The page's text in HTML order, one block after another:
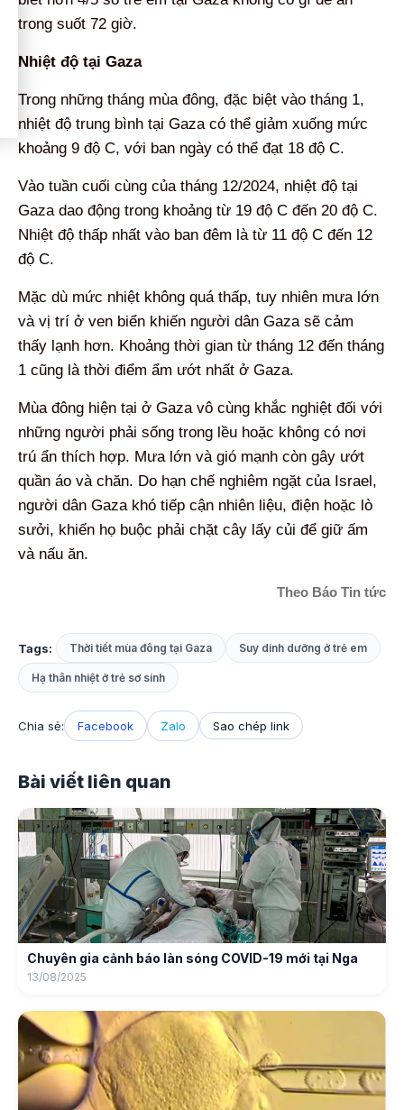
trong suốt 72 giờ.
Nhiệt độ tại Gaza
Trong những tháng mùa đông, đặc biệt vào tháng 1,
nhiệt độ trung bình tại Gaza có thể giảm xuống mức
khoảng 9 độ C, với ban ngày có thể đạt 18 độ C.
Vào tuần cuối cùng của tháng 12/2024, nhiệt độ tại
Gaza dao động trong khoảng từ 19 độ C đến 20 độ C.
Nhiệt độ thấp nhất vào ban đêm là từ 11 độ C đến 12
độ C.
Mặc dù mức nhiệt không quá thấp, tuy nhiên mưa lớn
và vị trí ở ven biển khiến người dân Gaza sẽ cảm
thấy lạnh hơn. Khoảng thời gian từ tháng 12 đến tháng
1 cũng là thời điểm ẩm ướt nhất ở Gaza.
Mùa đông hiện tại ở Gaza vô cùng khắc nghiệt đối với
những người phải sống trong lều hoặc không có nơi
trú ẩn thích hợp. Mưa lớn và gió mạnh còn gây ướt
quần áo và chăn. Do hạn chế nghiêm ngặt của Israel,
người dân Gaza khó tiếp cận nhiên liệu, điện hoặc lò
sưởi, khiến họ buộc phải chặt cây lấy củi để giữ ấm
và nấu ăn.
Theo Báo Tin tức
Tags: Thời tiết mùa đông tại Gaza Suy dinh dưỡng ở trẻ em
Hạ thân nhiệt ở trẻ sơ sinh
Chia sẻ: Facebook Zalo Sao chép link
Bài viết liên quan
Chuyên gia cảnh báo làn sóng COVID-19 mới tại Nga
13/08/2025